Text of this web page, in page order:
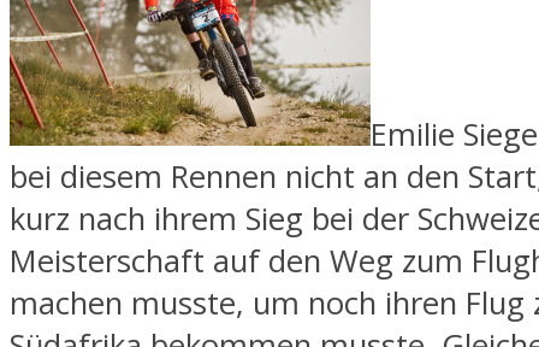
Emilie
bei diesem Rennen nicht an den
kurz nach ihrem Sieg bei der
Meisterschaft auf den Weg zum
machen musste, um noch ihren Flug